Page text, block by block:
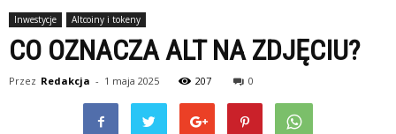
Inwestycje Altcoiny i tokeny
CO OZNACZA ALT NA ZDJĘCIU?
Przez Redakcja - 1 maja 2025 207 0